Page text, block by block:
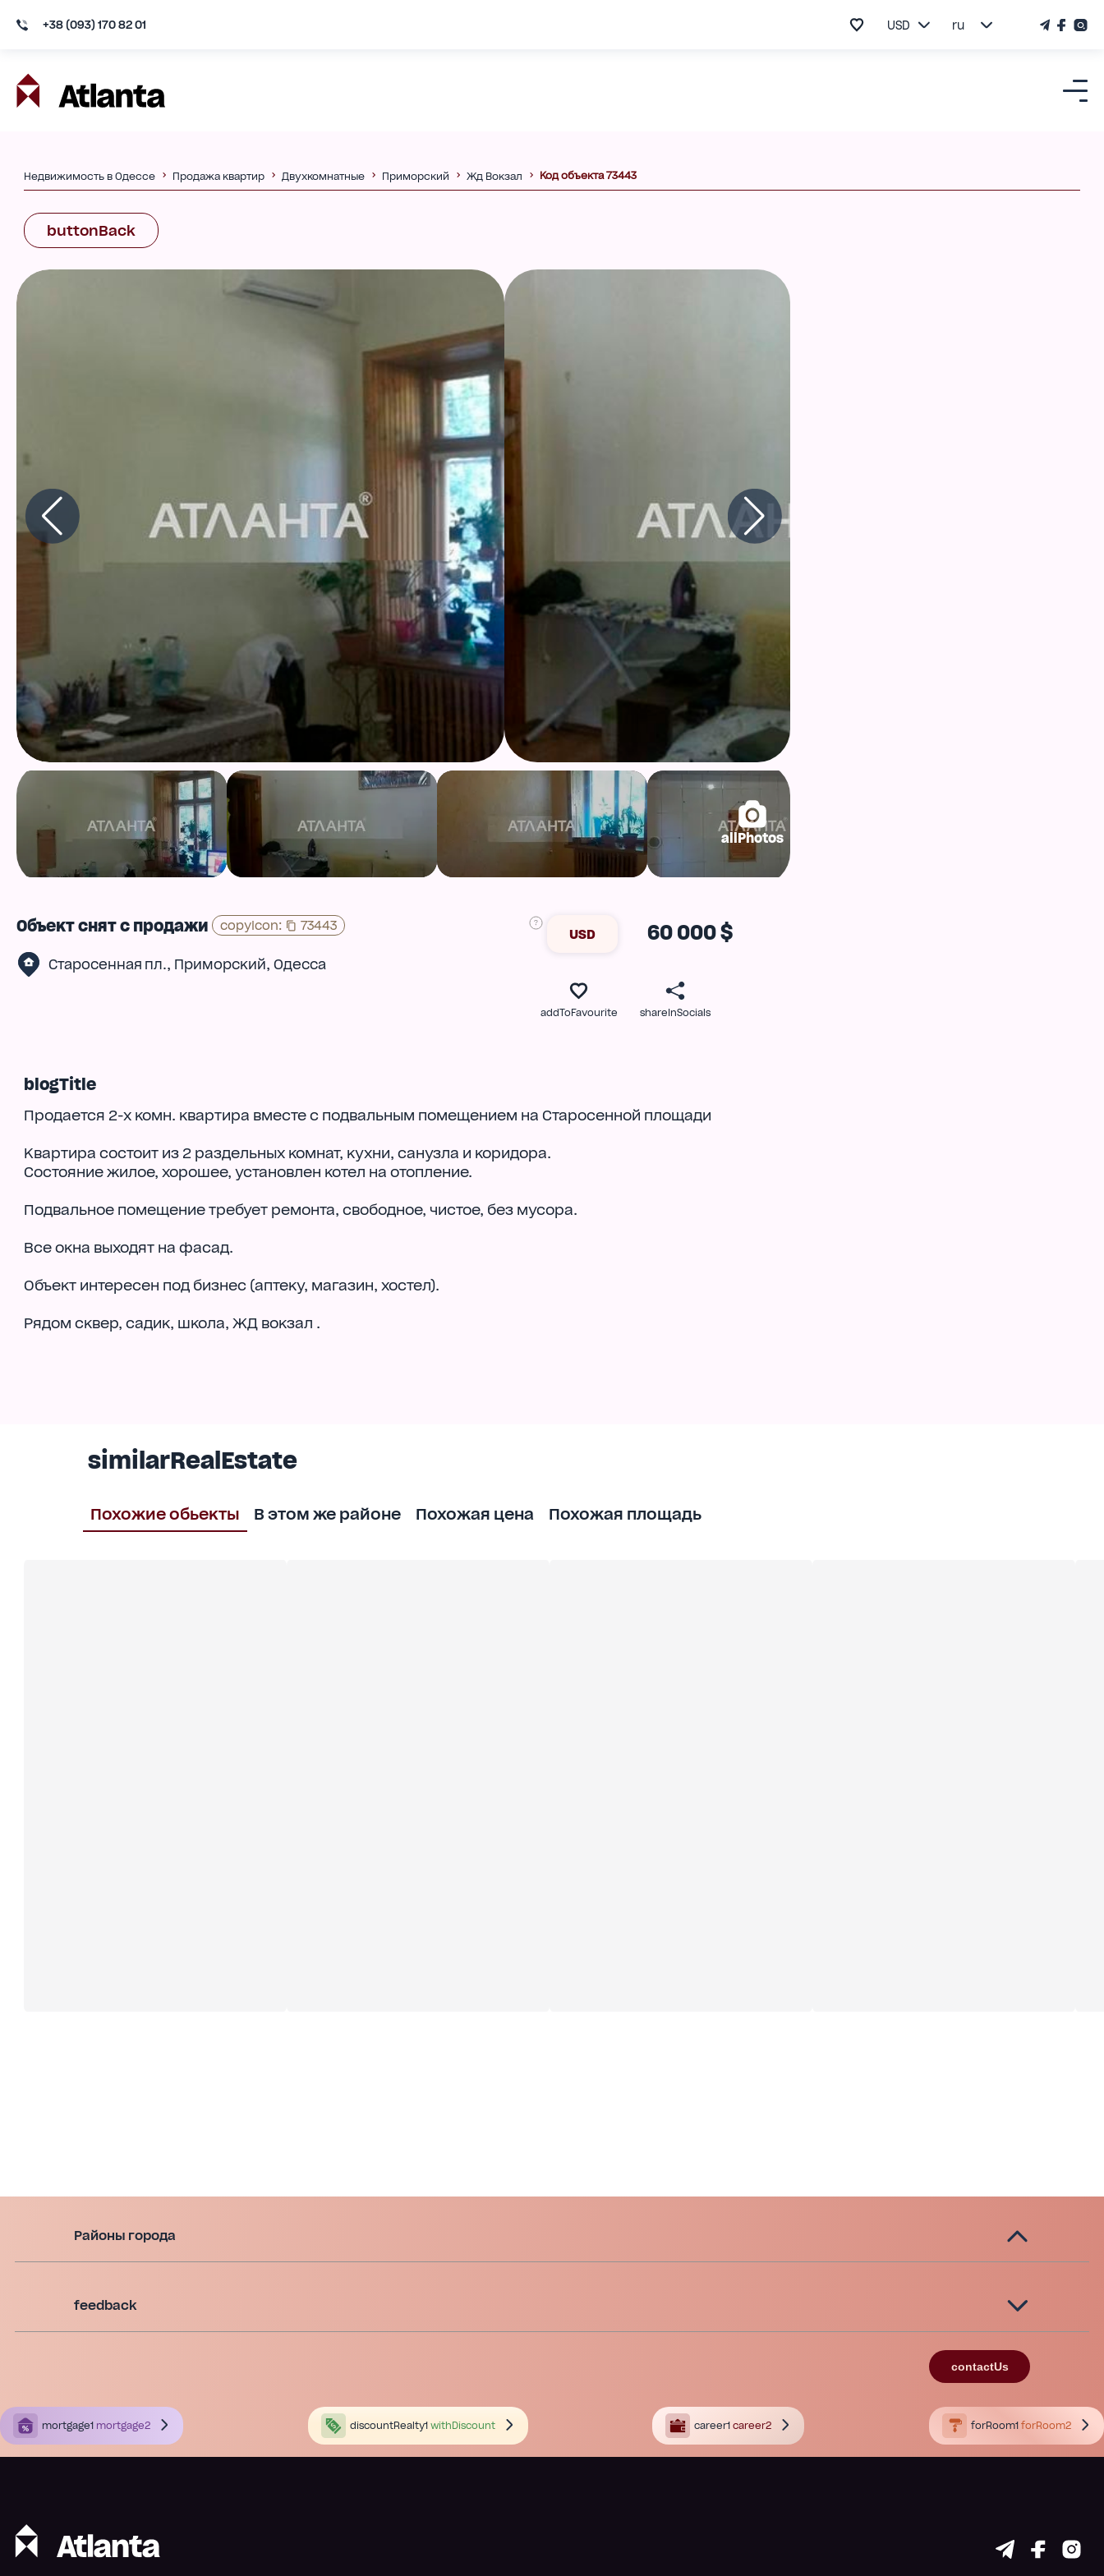
+38 (093) 170 82 01 USD ru
Недвижимость в Одессе Продажа квартир Двухкомнатные Приморский Жд Вокзал Код объекта 73443
buttonBack
allPhotos
Объект снят с продажи copyIcon: 73443
Старосенная пл., Приморский, Одесса
USD 60 000 $
addToFavourite shareInSocials
blogTitle
Продается 2-х комн. квартира вместе с подвальным помещением на Старосенной площади
Квартира состоит из 2 раздельных комнат, кухни, санузла и коридора.
Состояние жилое, хорошее, установлен котел на отопление.
Подвальное помещение требует ремонта, свободное, чистое, без мусора.
Все окна выходят на фасад.
Объект интересен под бизнес (аптеку, магазин, хостел).
Рядом сквер, садик, школа, ЖД вокзал .
similarRealEstate
Похожие обьекты В этом же районе Похожая цена Похожая площадь
Районы города
feedback
contactUs
mortgage1 mortgage2 discountRealty1 withDiscount career1 career2 forRoom1 forRoom2